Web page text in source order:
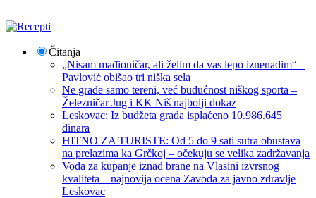
Čitanja
„Nisam mađioničar, ali želim da vas lepo iznenadim“ –
Pavlović obišao tri niška sela
Ne grade samo tereni, već budućnost niškog sporta –
Železničar Jug i KK Niš najbolji dokaz
Leskovac; Iz budžeta grada isplaćeno 10.986.645
dinara
HITNO ZA TURISTE: Od 5 do 9 sati sutra obustava
na prelazima ka Grčkoj – očekuju se velika zadržavanja
Voda za kupanje iznad brane na Vlasini izvrsnog
kvaliteta – najnovija ocena Zavoda za javno zdravlje
Leskovac